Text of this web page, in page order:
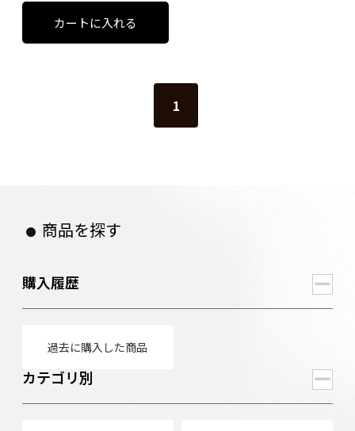
1
商品を探す
購入履歴
過去に購入した商品
カテゴリ別